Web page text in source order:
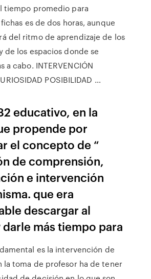
tiempo promedio para
es de dos horas, aunque
del ritmo de aprendizaje de los
de los espacios donde se
a cabo. INTERVENCIÓN
POSIBILIDAD …
educativo, en la
propende por
el concepto de “
de comprensión,
e intervención
que era
descargar al
más tiempo para
es la intervención de
la toma de profesor ha de tener